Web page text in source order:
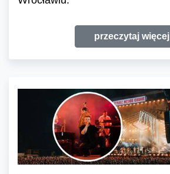
przeczytaj więcej